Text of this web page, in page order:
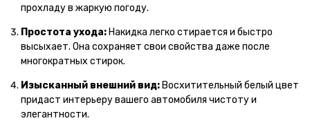
прохладу в жаркую погоду.
Простота ухода: Накидка легко стирается и быстро
высыхает. Она сохраняет свои свойства даже после
многократных стирок.
Изысканный внешний вид: Восхитительный белый цвет
придаст интерьеру вашего автомобиля чистоту и
элегантности.